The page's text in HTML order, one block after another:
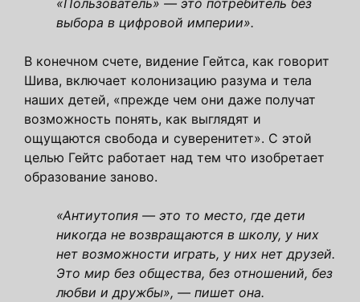
«Пользователь» — это потребитель без
выбора в цифровой империи».
В конечном счете, видение Гейтса, как говорит
Шива, включает колонизацию разума и тела
наших детей, «прежде чем они даже получат
возможность понять, как выглядят и
ощущаются свобода и суверенитет». С этой
целью Гейтс работает над тем что изобретает
образование заново.
«Антиутопия — это то место, где дети
никогда не возвращаются в школу, у них
нет возможности играть, у них нет друзей.
Это мир без общества, без отношений, без
любви и дружбы», — пишет она.